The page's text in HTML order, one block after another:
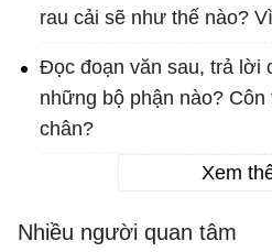
rau cải sẽ như thế nào?
Đọc đoạn văn sau, trả lời
những bộ phận nào? Côn
chân?
Xem
Nhiều người quan tâm